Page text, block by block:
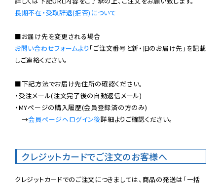
長期不在・受取辞退(拒否)について
お問い合わせフォームより 「ご注文番号と新・旧のお届け先」を記載
しご連絡ください。
■下記方法でお届け先住所の確認ください。
・受注メール(注文完了後の自動返信メール)
・MYページの購入履歴(会員登録済の方のみ)
→会員ページへログイン後詳細よりご確認ください。
クレジットカードでご注文のお客様へ
クレジットカードでのご注文につきましては、商品の発送は「一括